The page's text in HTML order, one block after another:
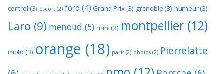
control (3) escort (2) ford (4) Grand Prix(3) grenoble (3) humeur(3)
Laro (9) menoud (5) mini (3) montpellier (12)
moto (3) orange (18) paris (2) photos (2) Pierrelatte